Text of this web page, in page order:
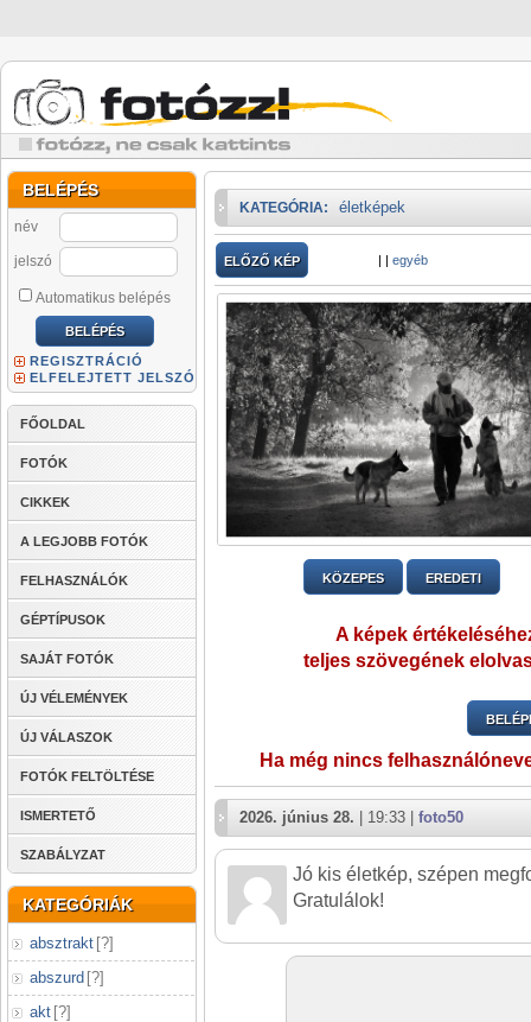
BELÉPÉS
név
jelszó
Automatikus belépés
REGISZTRÁCIÓ
ELFELEJTETT JELSZÓ
FŐOLDAL
FOTÓK
CIKKEK
A LEGJOBB FOTÓK
FELHASZNÁLÓK
GÉPTÍPUSOK
SAJÁT FOTÓK
ÚJ VÉLEMÉNYEK
ÚJ VÁLASZOK
FOTÓK FELTÖLTÉSE
ISMERTETŐ
SZABÁLYZAT
KATEGÓRIÁK
absztrakt [?]
abszurd [?]
akt [?]
KATEGÓRIA: életképek
ELŐZŐ KÉP | | egyéb
KÖZEPES EREDETI
A képek
teljes szövegének
Ha még nincs
2026. június 28. | 19:33 | foto50
Jó kis életkép, szépen
Gratulálok!